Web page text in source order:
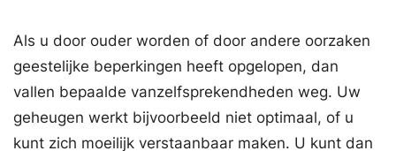
Als u door ouder worden of door andere oorzaken
geestelijke beperkingen heeft opgelopen, dan
vallen bepaalde vanzelfsprekendheden weg. Uw
geheugen werkt bijvoorbeeld niet optimaal, of u
kunt zich moeilijk verstaanbaar maken. U kunt dan